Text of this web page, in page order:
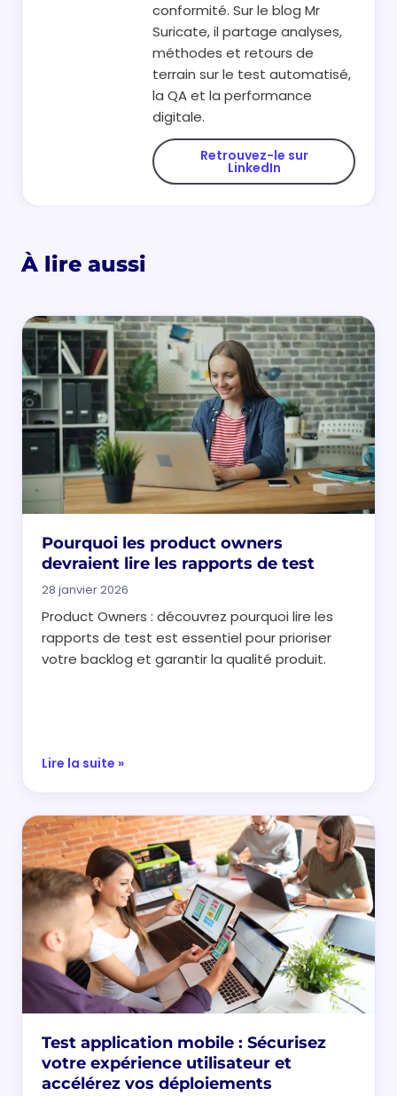
conformité. Sur le blog Mr
Suricate, il partage analyses,
méthodes et retours de
terrain sur le test automatisé,
la QA et la performance
digitale.
Retrouvez-le sur
LinkedIn
À lire aussi
Pourquoi les product owners
devraient lire les rapports de test
28 janvier 2026
Product Owners : découvrez pourquoi lire les
rapports de test est essentiel pour prioriser
votre backlog et garantir la qualité produit.
Lire la suite »
Test application mobile : Sécurisez
votre expérience utilisateur et
accélérez vos déploiements